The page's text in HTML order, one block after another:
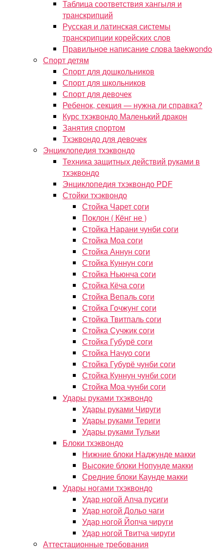
Таблица соответствия хангыля и
транскрипций
Русская и латинская системы
транскрипции корейских слов
Правильное написание слова taekwondo
Спорт детям
Спорт для дошкольников
Спорт для школьников
Спорт для девочек
Ребенок, секция — нужна ли справка?
Курс тхэквондо Маленький дракон
Занятия спортом
Тхэквондо для девочек
Энциклопедия тхэквондо
Техника защитных действий руками в
тхэквондо
Энциклопедия тхэквондо PDF
Стойки тхэквондо
Стойка Чарет соги
Поклон ( Кёнг не )
Стойка Нарани чунби соги
Стойка Моа соги
Стойка Аннун соги
Стойка Куннун соги
Стойка Ньюнча соги
Стойка Кёча соги
Стойка Вепаль соги
Стойка Гочжунг соги
Стойка Твитпаль соги
Стойка Сучжик соги
Стойка Губурё соги
Стойка Начуо соги
Стойка Губурё чунби соги
Стойка Куннун чунби соги
Стойка Моа чунби соги
Удары руками тхэквондо
Удары руками Чируги
Удары руками Териги
Удары руками Тульки
Блоки тхэквондо
Нижние блоки Наджунде макки
Высокие блоки Нопунде макки
Средние блоки Каунде макки
Удары ногами тхэквондо
Удар ногой Апча пусиги
Удар ногой Дольо чаги
Удар ногой Йопча чируги
Удар ногой Твитча чируги
Аттестационные требования